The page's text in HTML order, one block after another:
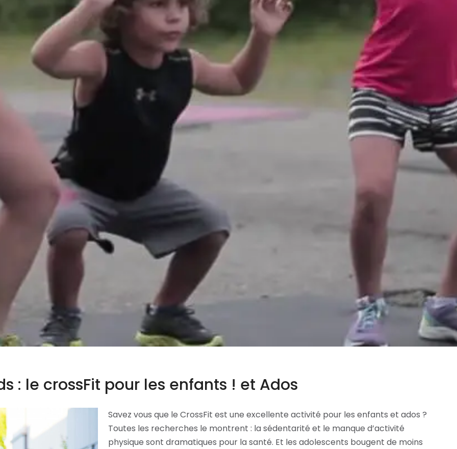
: le crossFit pour les enfants ! et Ados
Savez vous que le CrossFit est une excellente activité pour les enfants et ados ?
Toutes les recherches le montrent : la sédentarité et le manque d’activité
physique sont dramatiques pour la santé. Et les adolescents bougent de moins